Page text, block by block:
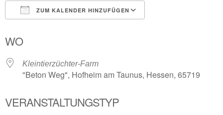
ZUM KALENDER HINZUFÜGEN
WO
Kleintierzüchter-Farm
"Beton Weg", Hofheim am Taunus, Hessen, 65719
VERANSTALTUNGSTYP